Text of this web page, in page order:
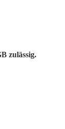
zulässig.